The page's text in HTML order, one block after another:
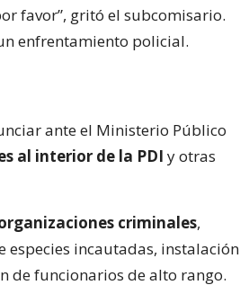
favor”, gritó el subcomisario.
enfrentamiento policial.
ante el Ministerio Público
al interior de la PDI y otras
criminales,
incautadas, instalación
de funcionarios de alto rango.